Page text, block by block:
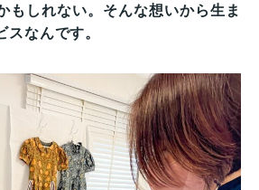
もしれない。そんな想いから生ま
スなんです。